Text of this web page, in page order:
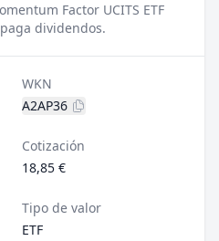
Factor UCITS ETF
dividendos.
WKN
A2AP36
Cotización
18,85 €
Tipo de valor
ETF